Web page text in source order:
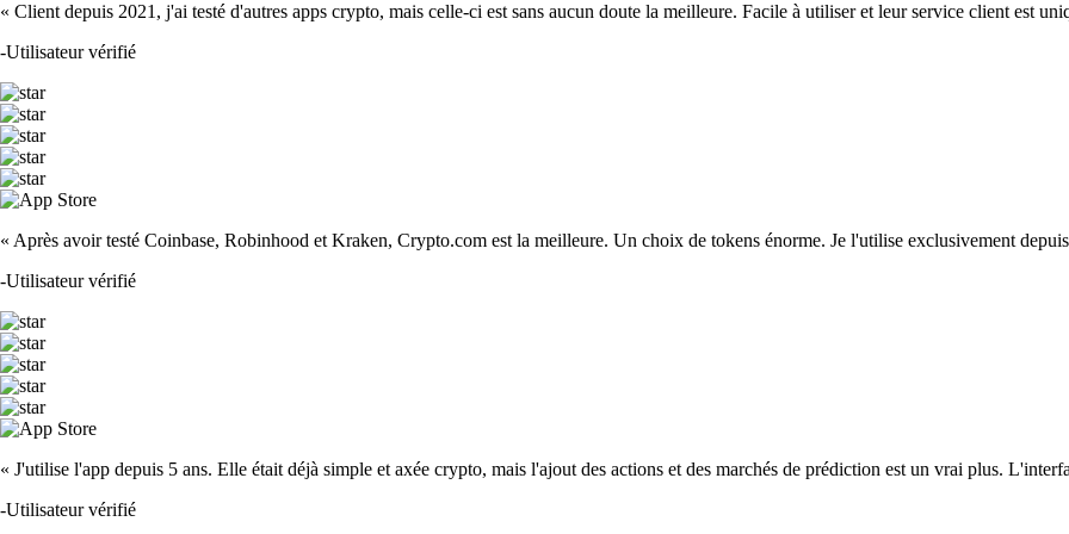
« Client depuis 2021, j'ai testé d'autres apps crypto, mais celle-ci est sans aucun doute la meilleure. Facile à utiliser et leur service client est
-Utilisateur vérifié
« Après avoir testé Coinbase, Robinhood et Kraken, Crypto.com est la meilleure. Un choix de tokens énorme. Je l'utilise exclusivement
-Utilisateur vérifié
« J'utilise l'app depuis 5 ans. Elle était déjà simple et axée crypto, mais l'ajout des actions et des marchés de prédiction est un vrai plus.
-Utilisateur vérifié